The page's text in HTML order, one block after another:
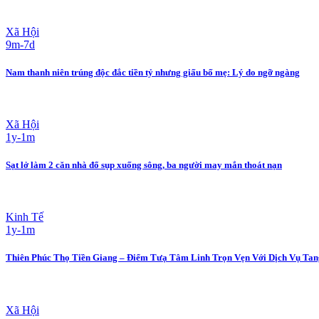
Xã Hội
9m-7d
Nam thanh niên trúng độc đắc tiền tỷ nhưng giấu bố mẹ: Lý do ngỡ ngàng
Xã Hội
1y-1m
Sạt lở làm 2 căn nhà đổ sụp xuống sông, ba người may mắn thoát nạn
Kinh Tế
1y-1m
Thiên Phúc Thọ Tiền Giang – Điểm Tưạ Tâm Linh Trọn Vẹn Với Dịch Vụ
Xã Hội